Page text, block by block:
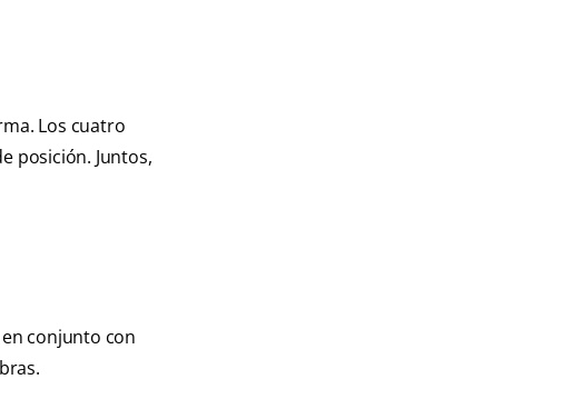
Los cuatro
posición. Juntos,
conjunto con